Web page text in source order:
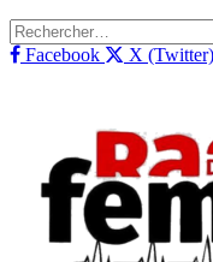
Rechercher :
Facebook
X (Twitter)